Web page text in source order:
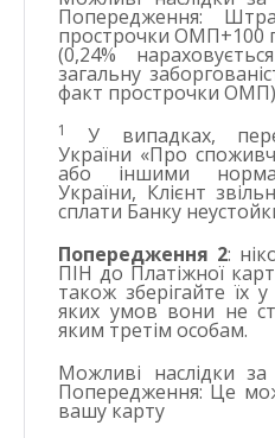
Попередження:
прострочки ОМП+100
(0,24%
загальну
факт прострочки ОМП)
1 У випадках,
України «Про
або іншими
України, Клієнт
сплати Банку
Попередження 2:
ПІН до Платіжної
також зберігайте їх
яких умов вони не
яким третім особам.
Можливі наслідки
Попередження: Це
вашу карту